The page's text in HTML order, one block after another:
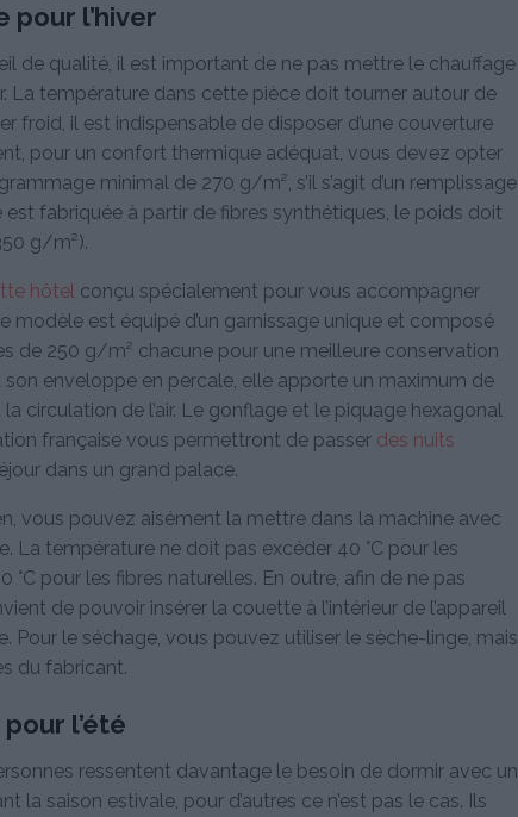
pour l’hiver
de qualité, il est important de ne pas mettre le chauffage
La température dans cette pièce doit tourner autour de
froid, il est indispensable de disposer d’une couverture
pour un confort thermique adéquat, vous devez opter
minimal de 270 g/m², s’il s’agit d’un remplissage
est fabriquée à partir de fibres synthétiques, le poids doit
g/m²).
hôtel conçu spécialement pour vous accompagner
modèle est équipé d’un garnissage unique et composé
de 250 g/m² chacune pour une meilleure conservation
son enveloppe en percale, elle apporte un maximum de
circulation de l’air. Le gonflage et le piquage hexagonal
française vous permettront de passer des nuits
dans un grand palace.
vous pouvez aisément la mettre dans la machine avec
La température ne doit pas excéder 40 °C pour les
°C pour les fibres naturelles. En outre, afin de ne pas
de pouvoir insérer la couette à l’intérieur de l’appareil
Pour le séchage, vous pouvez utiliser le sèche-linge, mais
du fabricant.
l’été
ressentent davantage le besoin de dormir avec un
la saison estivale, pour d’autres ce n’est pas le cas. Ils